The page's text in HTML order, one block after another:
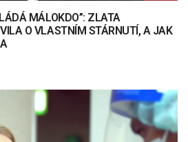
MÁLOKDO”: ZLATA
O VLASTNÍM STÁRNUTÍ, A JAK